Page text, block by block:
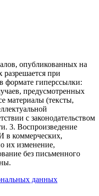
опубликованных на
разрешается при
формате гиперссылки:
предусмотренных
материалы (тексты,
с законодательством
3. Воспроизведение
в коммерческих,
их изменение,
без письменного
данных